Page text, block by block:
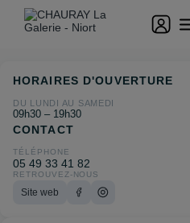
HORAIRES D'OUVERTURE
DU LUNDI AU SAMEDI
09h30 – 19h30
CONTACT
TÉLÉPHONE
05 49 33 41 82
RETROUVEZ-NOUS
Site web